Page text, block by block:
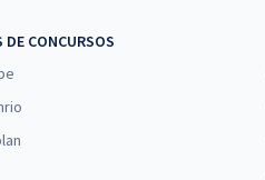
DE CONCURSOS